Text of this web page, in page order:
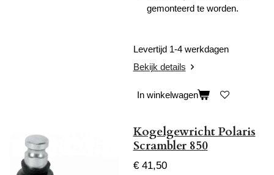
gemonteerd te worden.
Levertijd 1-4 werkdagen
Bekijk details
In winkelwagen
Kogelgewricht Polaris
Scrambler 850
€ 41,50